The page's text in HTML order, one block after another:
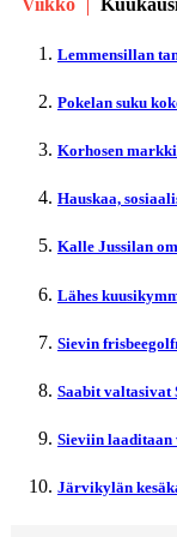
Viikko
Lemmensillan
Pokelan suku
Korhosen
Hauskaa,
Kalle Jussilan
Lähes
Sievin
Saabit valtasivat
Sieviin laaditaan
Järvikylän